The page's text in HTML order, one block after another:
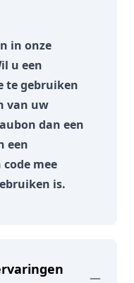
in onze
u een
te gebruiken
van uw
dan een
een
mee
is.